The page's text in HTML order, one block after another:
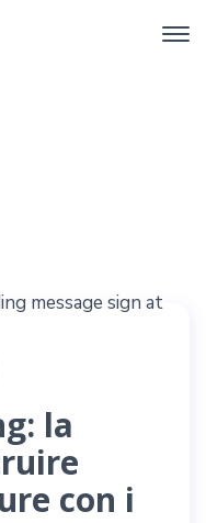
la
con i